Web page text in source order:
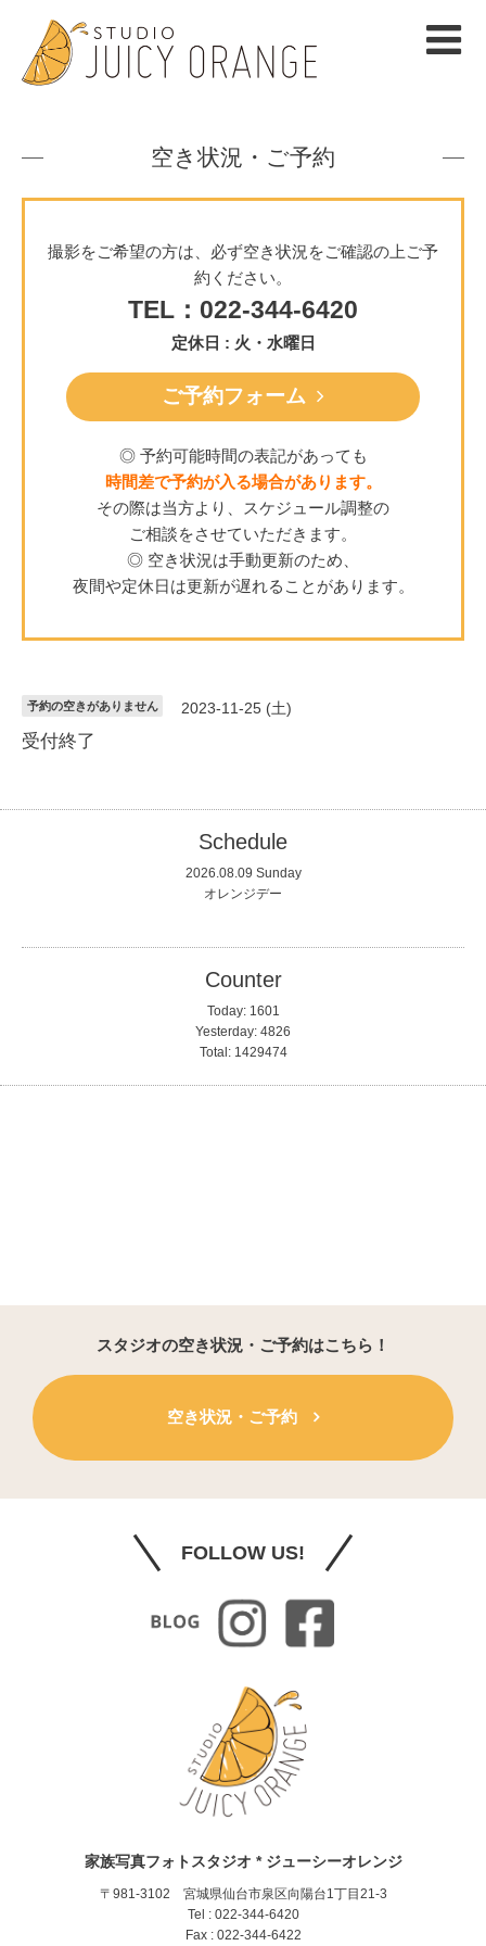
空き状況・ご予約
撮影をご希望の方は、必ず空き状況をご確認の上ご予
約ください。
TEL：022-344-6420
定休日 : 火・水曜日
ご予約フォーム
◎ 予約可能時間の表記があっても
時間差で予約が入る場合があります。
その際は当方より、スケジュール調整の
ご相談をさせていただきます。
◎ 空き状況は手動更新のため、
夜間や定休日は更新が遅れることがあります。
予約の空きがありません 2023-11-25 (土)
受付終了
Schedule
2026.08.09 Sunday
オレンジデー
Counter
Today: 1601
Yesterday: 4826
Total: 1429474
スタジオの空き状況・ご予約はこちら！
空き状況・ご予約
FOLLOW US!
家族写真フォトスタジオ * ジューシーオレンジ
〒981-3102 宮城県仙台市泉区向陽台1丁目21-3
Tel : 022-344-6420
Fax : 022-344-6422